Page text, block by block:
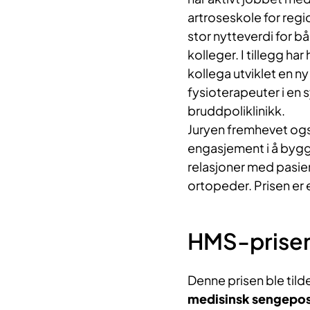
artroseskole for
stor nytteverdi for
kolleger. I tillegg har
kollega utviklet en
fysioterapeuter i en
bruddpoliklinikk.
Juryen fremhevet
engasjement i å
relasjoner med
ortopeder. Prisen
HMS-
Denne prisen ble
medisinsk